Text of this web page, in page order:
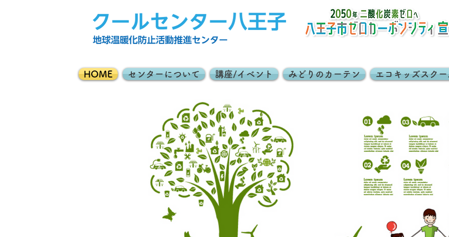
HOME センターについて 講座/イベント みどりのカーテン エコキッズスクー